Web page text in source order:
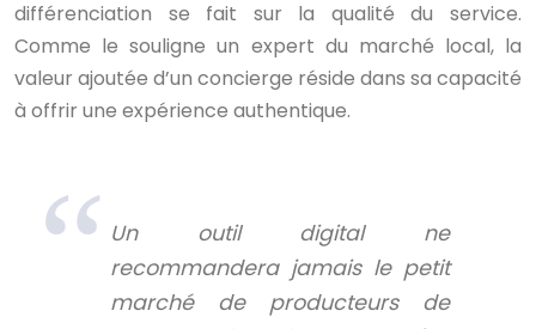
différenciation se fait sur la qualité du service.
Comme le souligne un expert du marché local, la
valeur ajoutée d’un concierge réside dans sa capacité
à offrir une expérience authentique.
Un outil digital ne
recommandera jamais le petit
marché de producteurs de